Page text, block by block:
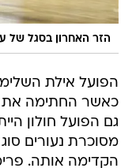
הזר האחרון בסגל של
הפועל אילת
כאשר החתימה את
גם הפועל חולון